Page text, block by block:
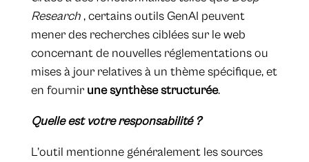
Research, certains outils GenAI peuvent
mener des recherches ciblées sur le web
concernant de nouvelles réglementations ou
mises à jour relatives à un thème spécifique, et
en fournir une synthèse structurée.
Quelle est votre responsabilité ?
L’outil mentionne généralement les sources